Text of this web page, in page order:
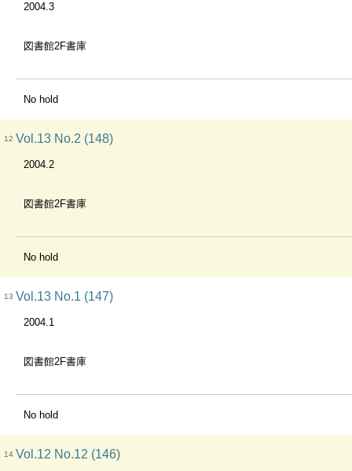
2004.3
図書館2F書庫
No hold
12 Vol.13 No.2 (148)
2004.2
図書館2F書庫
No hold
13 Vol.13 No.1 (147)
2004.1
図書館2F書庫
No hold
14 Vol.12 No.12 (146)